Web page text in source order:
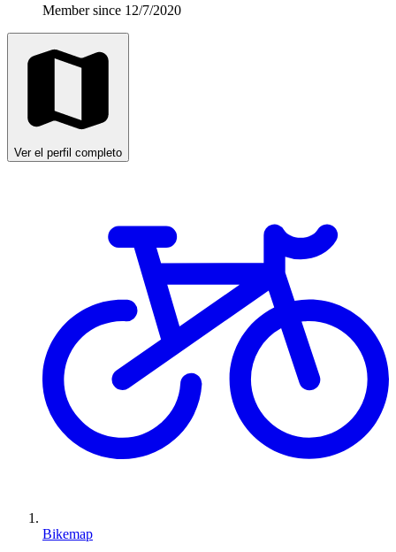
Member since 12/7/2020
Ver el perfil completo
Bikemap